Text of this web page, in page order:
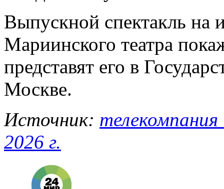
Выпускной спектакль на
Мариинского театра
представят его в
Москве.
Источник:
2026 г.